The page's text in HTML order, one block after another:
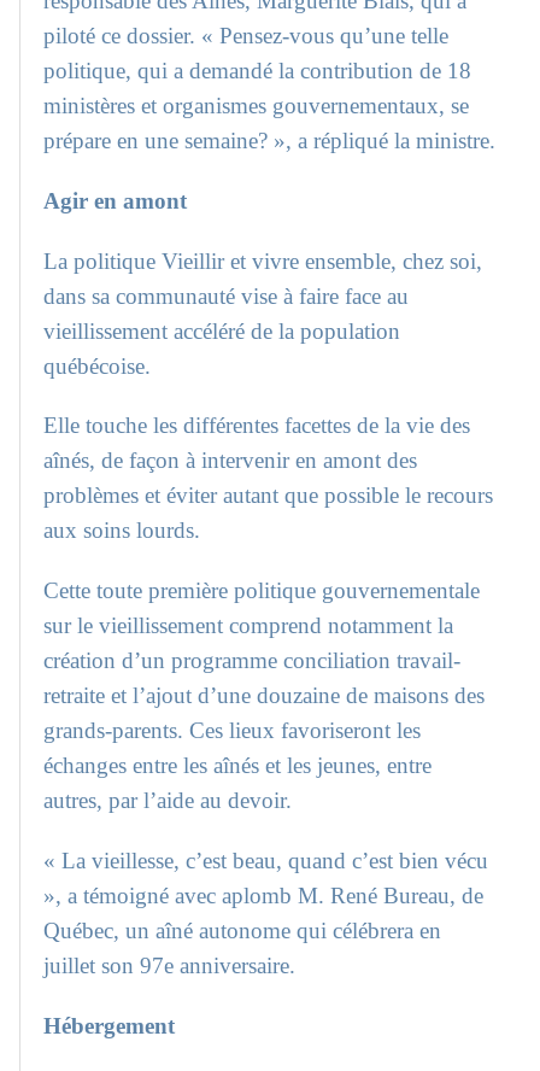
piloté ce dossier. « Pensez-vous qu’une telle
politique, qui a demandé la contribution de 18
ministères et organismes gouvernementaux, se
prépare en une semaine? », a répliqué la ministre.
Agir en amont
La politique Vieillir et vivre ensemble, chez soi,
dans sa communauté vise à faire face au
vieillissement accéléré de la population
québécoise.
Elle touche les différentes facettes de la vie des
aînés, de façon à intervenir en amont des
problèmes et éviter autant que possible le recours
aux soins lourds.
Cette toute première politique gouvernementale
sur le vieillissement comprend notamment la
création d’un programme conciliation travail-
retraite et l’ajout d’une douzaine de maisons des
grands-parents. Ces lieux favoriseront les
échanges entre les aînés et les jeunes, entre
autres, par l’aide au devoir.
« La vieillesse, c’est beau, quand c’est bien vécu
», a témoigné avec aplomb M. René Bureau, de
Québec, un aîné autonome qui célébrera en
juillet son 97e anniversaire.
Hébergement